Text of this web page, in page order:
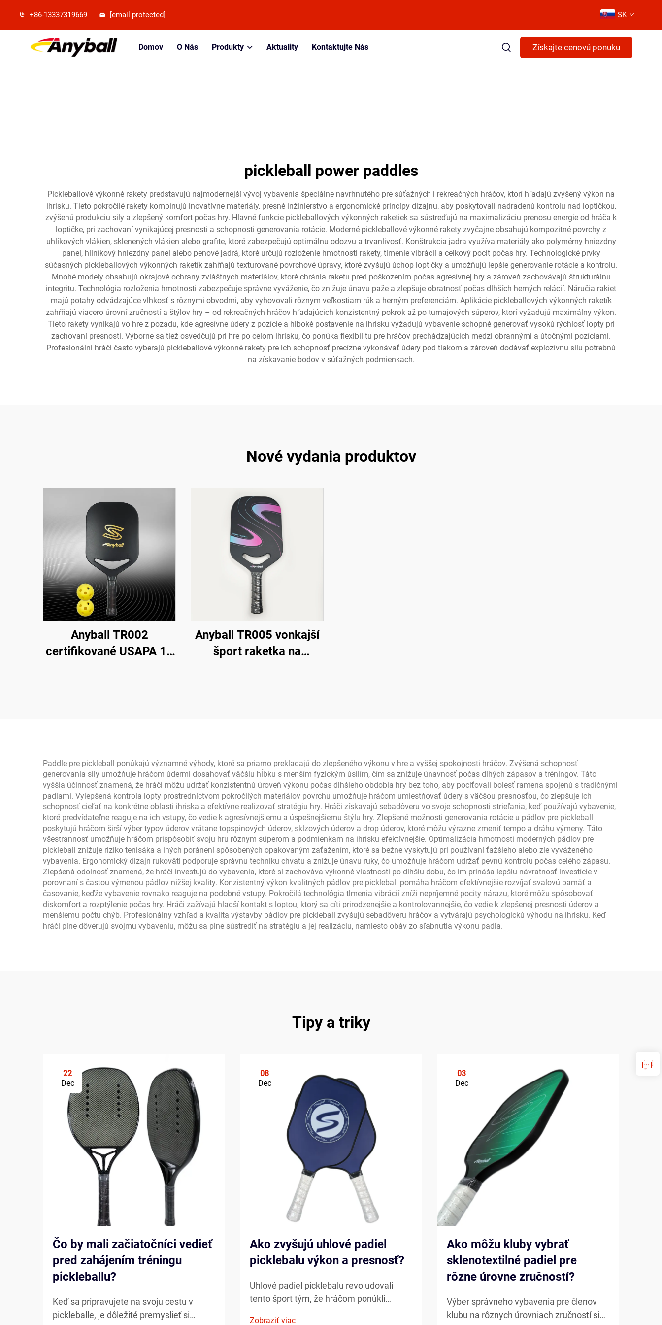
+86-13337319669 [email protected] SK
Domov O Nás Produkty Aktuality Kontaktujte Nás Získajte cenovú ponuku
pickleball power paddles
Pickleballové výkonné rakety predstavujú najmodernejší vývoj vybavenia špeciálne navrhnutého pre súťažných i rekreačných hráčov, ktorí hľadajú zvýšený výkon na
ihrisku. Tieto pokročilé rakety kombinujú inovatívne materiály, presné inžinierstvo a ergonomické princípy dizajnu, aby poskytovali nadradenú kontrolu nad loptičkou,
zvýšenú produkciu sily a zlepšený komfort počas hry. Hlavné funkcie pickleballových výkonných raketiek sa sústreďujú na maximalizáciu prenosu energie od hráča k
loptičke, pri zachovaní vynikajúcej presnosti a schopnosti generovania rotácie. Moderné pickleballové výkonné rakety zvyčajne obsahujú kompozitné povrchy z
uhlíkových vlákien, sklenených vlákien alebo grafite, ktoré zabezpečujú optimálnu odozvu a trvanlivosť. Konštrukcia jadra využíva materiály ako polymérny hniezdny
panel, hliníkový hniezdny panel alebo penové jadrá, ktoré určujú rozloženie hmotnosti rakety, tlmenie vibrácií a celkový pocit počas hry. Technologické prvky
súčasných pickleballových výkonných raketík zahŕňajú texturované povrchové úpravy, ktoré zvyšujú úchop loptičky a umožňujú lepšie generovanie rotácie a kontrolu.
Mnohé modely obsahujú okrajové ochrany zvláštnych materiálov, ktoré chránia raketu pred poškozením počas agresívnej hry a zároveň zachovávajú štrukturálnu
integritu. Technológia rozloženia hmotnosti zabezpečuje správne vyváženie, čo znižuje únavu paže a zlepšuje obratnosť počas dlhších herných relácií. Náručia rakiet
majú potahy odvádzajúce vlhkosť s rôznymi obvodmi, aby vyhovovali rôznym veľkostiam rúk a herným preferenciám. Aplikácie pickleballových výkonných raketík
zahŕňajú viacero úrovní zručností a štýlov hry – od rekreačných hráčov hľadajúcich konzistentný pokrok až po turnajových súperov, ktorí vyžadujú maximálny výkon.
Tieto rakety vynikajú vo hre z pozadu, kde agresívne údery z pozície a hlboké postavenie na ihrisku vyžadujú vybavenie schopné generovať vysokú rýchlosť lopty pri
zachovaní presnosti. Výborne sa tiež osvedčujú pri hre po celom ihrisku, čo ponúka flexibilitu pre hráčov prechádzajúcich medzi obrannými a útočnými pozíciami.
Profesionálni hráči často vyberajú pickleballové výkonné rakety pre ich schopnosť precízne vykonávať údery pod tlakom a zároveň dodávať explozívnu silu potrebnú
na získavanie bodov v súťažných podmienkach.
Nové vydania produktov
Anyball TR002
certifikované USAPA 16
Anyball TR005 vonkajší
šport raketka na
Paddle pre pickleball ponúkajú významné výhody, ktoré sa priamo prekladajú do zlepšeného výkonu v hre a vyššej spokojnosti hráčov. Zvýšená schopnosť
generovania sily umožňuje hráčom údermi dosahovať väčšiu hĺbku s menším fyzickým úsilím, čím sa znižuje únavnosť počas dlhých zápasov a tréningov. Táto
vyššia účinnosť znamená, že hráči môžu udržať konzistentnú úroveň výkonu počas dlhšieho obdobia hry bez toho, aby pociťovali bolesť ramena spojenú s tradičnými
padlami. Vylepšená kontrola lopty prostredníctvom pokročilých materiálov povrchu umožňuje hráčom umiestňovať údery s väčšou presnosťou, čo zlepšuje ich
schopnosť cieľať na konkrétne oblasti ihriska a efektívne realizovať stratégiu hry. Hráči získavajú sebadôveru vo svoje schopnosti strieľania, keď používajú vybavenie,
ktoré predvídateľne reaguje na ich vstupy, čo vedie k agresívnejšiemu a úspešnejšiemu štýlu hry. Zlepšené možnosti generovania rotácie u pádlov pre pickleball
poskytujú hráčom širší výber typov úderov vrátane topspinových úderov, sklzových úderov a drop úderov, ktoré môžu výrazne zmeniť tempo a dráhu výmeny. Táto
všestrannosť umožňuje hráčom prispôsobiť svoju hru rôznym súperom a podmienkam na ihrisku efektívnejšie. Optimalizácia hmotnosti moderných pádlov pre
pickleball znižuje riziko tenisáka a iných poránení spôsobených opakovaným zaťažením, ktoré sa bežne vyskytujú pri používaní ťažšieho alebo zle vyváženého
vybavenia. Ergonomický dizajn rukoväti podporuje správnu techniku chvatu a znižuje únavu ruky, čo umožňuje hráčom udržať pevnú kontrolu počas celého zápasu.
Zlepšená odolnosť znamená, že hráči investujú do vybavenia, ktoré si zachováva výkonné vlastnosti po dlhšiu dobu, čo im prináša lepšiu návratnosť investície v
porovnaní s častou výmenou pádlov nižšej kvality. Konzistentný výkon kvalitných pádlov pre pickleball pomáha hráčom efektívnejšie rozvíjať svalovú pamäť a
časovanie, keďže vybavenie rovnako reaguje na podobné vstupy. Pokročilá technológia tlmenia vibrácií zníži nepríjemné pocity nárazu, ktoré môžu spôsobovať
diskomfort a rozptýlenie počas hry. Hráči zažívajú hladší kontakt s loptou, ktorý sa cíti prirodzenejšie a kontrolovannejšie, čo vedie k zlepšenej presnosti úderov a
menšiemu počtu chýb. Profesionálny vzhľad a kvalita výstavby pádlov pre pickleball zvyšujú sebadôveru hráčov a vytvárajú psychologickú výhodu na ihrisku. Keď
hráči plne dôverujú svojmu vybaveniu, môžu sa plne sústrediť na stratégiu a jej realizáciu, namiesto obáv zo sľabnutia výkonu padla.
Tipy a triky
22
Dec
Čo by mali začiatočníci vedieť
pred zahájením tréningu
pickleballu?
Keď sa pripravujete na svoju cestu v
pickleballe, je dôležité premyslieť si
08
Dec
Ako zvyšujú uhlové padiel
picklebalu výkon a presnosť?
Uhlové padiel picklebalu revoludovali
tento šport tým, že hráčom ponúkli
Zobraziť viac
03
Dec
Ako môžu kluby vybrať
sklenotextilné padiel pre
rôzne úrovne zručností?
Výber správneho vybavenia pre členov
klubu na rôznych úrovniach zručností si